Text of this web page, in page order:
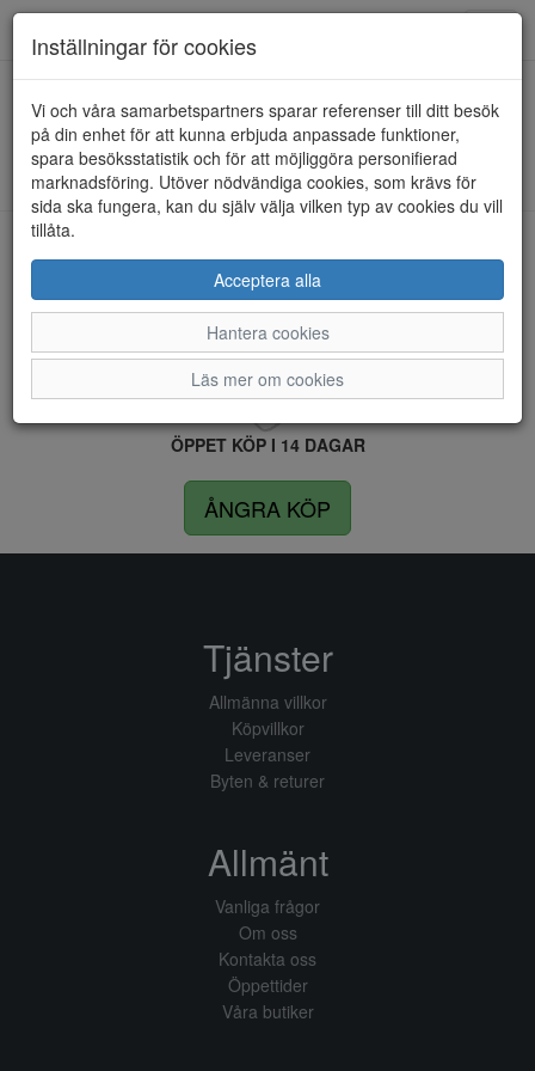
HEM RIEKER
Kunde inte hitta några artiklar...
LEVERANS INOM 4 DAGAR INOM SVERIGE
FRI FRAKT VID KÖP ÖVER 1.500 KR
ÖPPET KÖP I 14 DAGAR
ÅNGRA KÖP
Inställningar för cookies
Vi och våra samarbetspartners sparar referenser till ditt besök
på din enhet för att kunna erbjuda anpassade funktioner,
spara besöksstatistik och för att möjliggöra personifierad
marknadsföring. Utöver nödvändiga cookies, som krävs för
sida ska fungera, kan du själv välja vilken typ av cookies du vill
tillåta.
Acceptera alla
Hantera cookies
Läs mer om cookies
Tjänster
Allmänna villkor
Köpvillkor
Leveranser
Byten & returer
Allmänt
Vanliga frågor
Om oss
Kontakta oss
Öppettider
Våra butiker